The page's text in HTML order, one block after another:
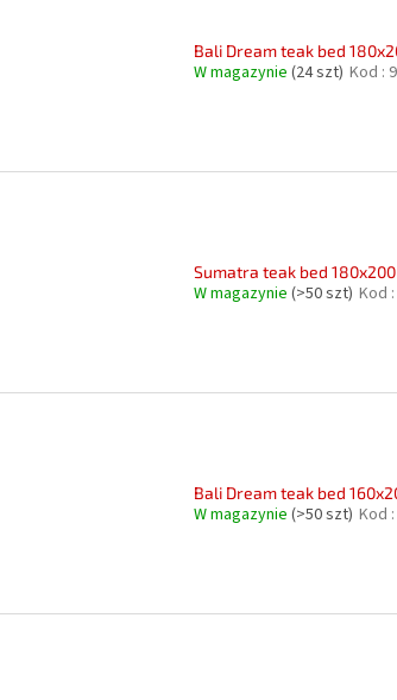
Bali Dream teak bed
W magazynie (24 szt) Kod :
Sumatra teak bed
W magazynie (>50 szt) Kod :
Bali Dream teak bed
W magazynie (>50 szt) Kod :